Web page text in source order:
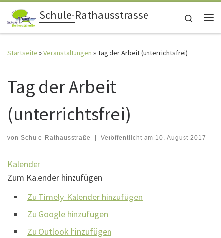
Zum Inhalt springen
Schule-Rathausstrasse
Search
Startseite »Veranstaltungen »Tag der Arbeit (unterrichtsfrei)
Tag der Arbeit
(unterrichtsfrei)
von Schule-Rathausstraße | Veröffentlicht am 10. August 2017
Kalender
Zum Kalender hinzufügen
Zu Timely-Kalender hinzufügen
Zu Google hinzufügen
Zu Outlook hinzufügen